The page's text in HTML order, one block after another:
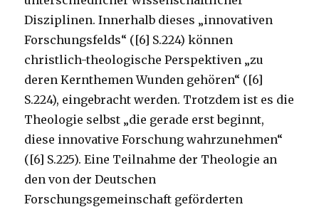
Disziplinen. Innerhalb dieses „innovativen
Forschungsfelds“ ([6] S.224) können
christlich-theologische Perspektiven „zu
deren Kernthemen Wunden gehören“ ([6]
S.224), eingebracht werden. Trotzdem ist es die
Theologie selbst „die gerade erst beginnt,
diese innovative Forschung wahrzunehmen“
([6] S.225). Eine Teilnahme der Theologie an
den von der Deutschen
Forschungsgemeinschaft geförderten